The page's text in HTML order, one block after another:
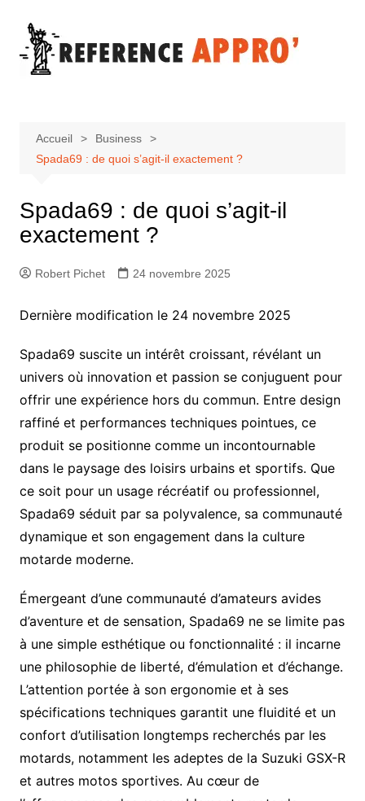
contenu
Accueil
Business
Spada69 : de quoi s’agit-il exactement ?
Spada69 : de quoi s’agit-il
exactement ?
Robert Pichet 24 novembre 2025
Dernière modification le 24 novembre 2025
Spada69 suscite un intérêt croissant, révélant un
univers où innovation et passion se conjuguent pour
offrir une expérience hors du commun. Entre design
raffiné et performances techniques pointues, ce
produit se positionne comme un incontournable
dans le paysage des loisirs urbains et sportifs. Que
ce soit pour un usage récréatif ou professionnel,
Spada69 séduit par sa polyvalence, sa communauté
dynamique et son engagement dans la culture
motarde moderne.
Émergeant d’une communauté d’amateurs avides
d’aventure et de sensation, Spada69 ne se limite pas
à une simple esthétique ou fonctionnalité : il incarne
une philosophie de liberté, d’émulation et d’échange.
L’attention portée à son ergonomie et à ses
spécifications techniques garantit une fluidité et un
confort d’utilisation longtemps recherchés par les
motards, notamment les adeptes de la Suzuki GSX-R
et autres motos sportives. Au cœur de